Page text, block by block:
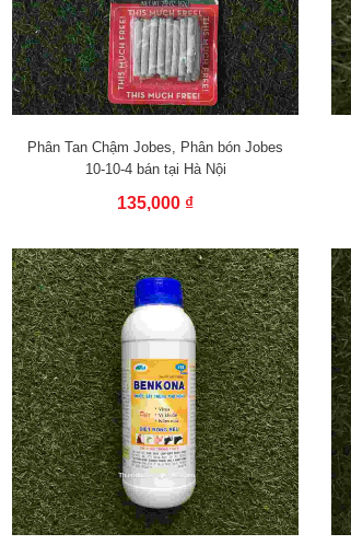
Phân Tan Chậm Jobes, Phân bón Jobes
10-10-4 bán tại Hà Nội
135,000 ₫